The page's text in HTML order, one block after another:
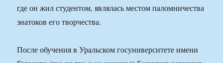
где он жил студентом, являлась местом паломничества
знатоков его творчества.
После обучения в Уральском госуниверситете имени